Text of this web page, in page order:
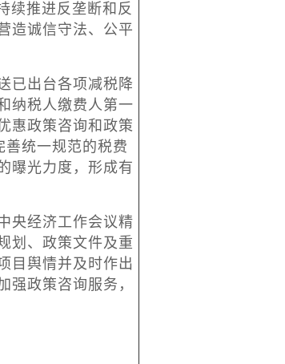
续推进反垄断和反
造诚信守法、公平
出台各项减税降
纳税人缴费人第一
惠政策咨询和政策
善统一规范的税费
曝光力度，形成有
央经济工作会议精
划、政策文件及重
目舆情并及时作出
强政策咨询服务，